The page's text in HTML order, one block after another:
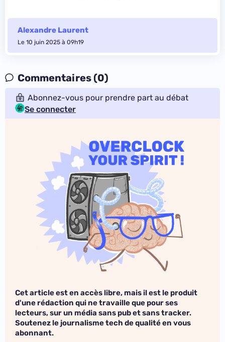
Alexandre Laurent
Le 10 juin 2025 à 09h19
Commentaires (0)
Abonnez-vous pour prendre part au débat
Se connecter
Cet article est en accès libre, mais il est le produit
d'une rédaction qui ne travaille que pour ses
lecteurs, sur un média sans pub et sans tracker.
Soutenez le journalisme tech de qualité en vous
abonnant.